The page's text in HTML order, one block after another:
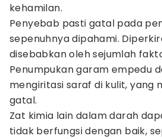
kehamilan.
Penyebab pasti gatal pada
sepenuhnya dipahami.
disebabkan oleh sejumlah
Penumpukan garam empedu
mengiritasi saraf di kulit, yang
gatal.
Zat kimia lain dalam darah
tidak berfungsi dengan baik,